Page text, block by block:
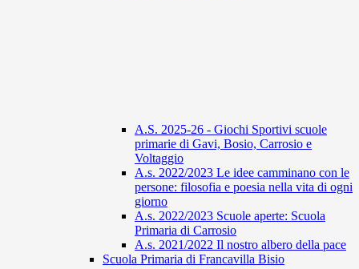
A.S. 2025-26 - Giochi Sportivi scuole
primarie di Gavi, Bosio, Carrosio e
Voltaggio
A.s. 2022/2023 Le idee camminano con le
persone: filosofia e poesia nella vita di ogni
giorno
A.s. 2022/2023 Scuole aperte: Scuola
Primaria di Carrosio
A.s. 2021/2022 Il nostro albero della pace
Scuola Primaria di Francavilla Bisio